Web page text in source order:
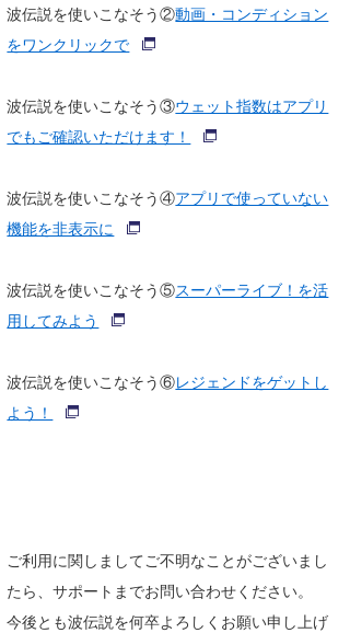
波伝説を使いこなそう②動画・コンディション
をワンクリックで
波伝説を使いこなそう③ウェット指数はアプリ
でもご確認いただけます！
波伝説を使いこなそう④アプリで使っていない
機能を非表示に
波伝説を使いこなそう⑤スーパーライブ！を活
用してみよう
波伝説を使いこなそう⑥レジェンドをゲットし
よう！
ご利用に関しましてご不明なことがございまし
たら、サポートまでお問い合わせください。
今後とも波伝説を何卒よろしくお願い申し上げ
Yoshiyuki Obata
DELTA FORCE SURF
熊谷素子
WAVAL
中浦“JET”章
進士剛光
植村未来
大野”MAR”修聖
☆加藤
Aichan
ECE
H
KOBU
OYZ
S.K
波伝説